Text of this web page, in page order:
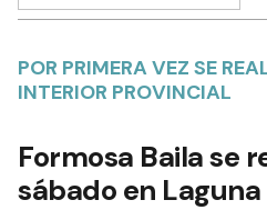
POR PRIMERA VEZ SE
INTERIOR PROVINCIAL
Formosa Baila se
sábado en